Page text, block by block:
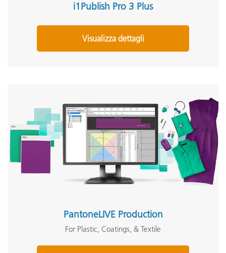
i1Publish Pro 3 Plus
Visualizza dettagli
PantoneLIVE Production
For Plastic, Coatings, & Textile